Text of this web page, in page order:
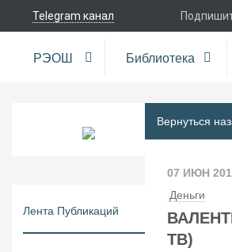
Telegram канал
РЭОШ Библиотека
Лента Публикаций
Вернуться
07 ИЮН
Деньги
ТВ)